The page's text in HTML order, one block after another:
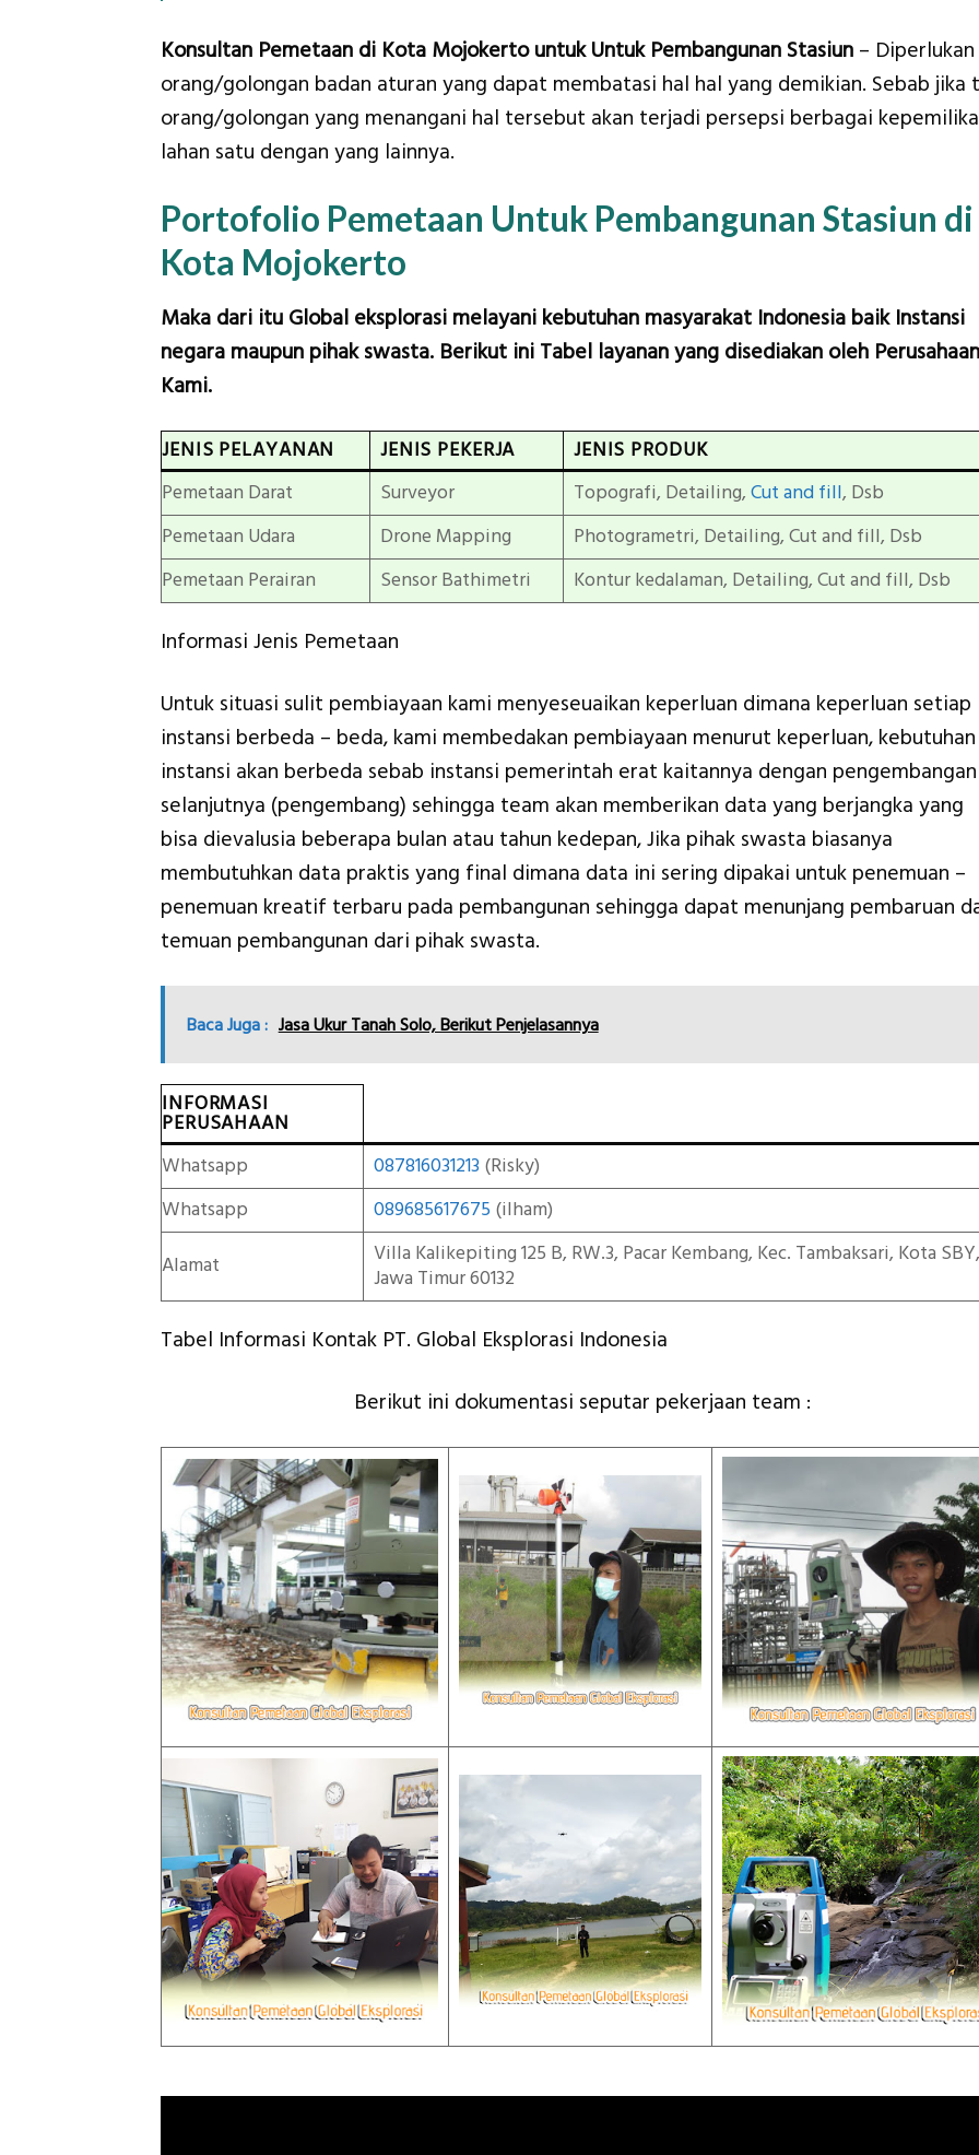
Konsultan Pemetaan di Kota Mojokerto untuk Untuk Pembangunan Stasiun – Diperlukan
orang/golongan badan aturan yang dapat membatasi hal hal yang demikian. Sebab jika
orang/golongan yang menangani hal tersebut akan terjadi persepsi berbagai
lahan satu dengan yang lainnya.
Portofolio Pemetaan Untuk Pembangunan Stasiun di
Kota Mojokerto
Maka dari itu Global eksplorasi melayani kebutuhan masyarakat Indonesia baik Instansi
negara maupun pihak swasta. Berikut ini Tabel layanan yang disediakan oleh Perusahaan
Kami.
JENIS PELAYANAN JENIS PEKERJA
JENIS PRODUK
Pemetaan Darat
Surveyor Topografi, Detailing, Cut and fill, Dsb
Pemetaan Udara
Drone Mapping
Photogrametri, Detailing, Cut and fill, Dsb
Pemetaan Perairan
Sensor Bathimetri Kontur kedalaman, Detailing, Cut and fill, Dsb
Informasi Jenis Pemetaan
Untuk situasi sulit pembiayaan kami menyeseuaikan keperluan dimana keperluan setiap
instansi berbeda – beda, kami membedakan pembiayaan menurut keperluan, kebutuhan
instansi akan berbeda sebab instansi pemerintah erat kaitannya dengan pengembangan
selanjutnya (pengembang) sehingga team akan memberikan data yang berjangka yang
bisa dievalusia beberapa bulan atau tahun kedepan, Jika pihak swasta biasanya
membutuhkan data praktis yang final dimana data ini sering dipakai untuk penemuan –
penemuan kreatif terbaru pada pembangunan sehingga dapat menunjang pembaruan
temuan pembangunan dari pihak swasta.
Baca Juga : Jasa Ukur Tanah Solo, Berikut Penjelasannya
INFORMASI
PERUSAHAAN
Whatsapp
087816031213 (Risky)
Whatsapp
089685617675 (ilham)
Alamat
Villa Kalikepiting 125 B, RW.3, Pacar Kembang, Kec. Tambaksari, Kota SBY,
Jawa Timur 60132
Tabel Informasi Kontak PT. Global Eksplorasi Indonesia
Berikut ini dokumentasi seputar pekerjaan team :